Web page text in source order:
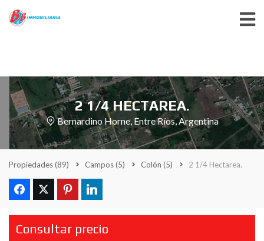
2 1/4 HECTAREA.
Bernardino Horne, Entre Ríos, Argentina
Propiedades(89) Campos(5) Colón (5) 2 1/4 Hectarea.
Consultar precio